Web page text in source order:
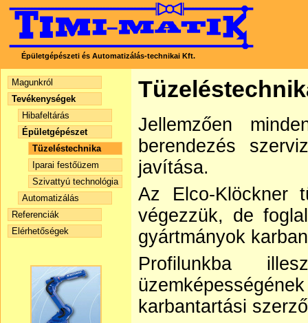
Épületgépészeti és Automatizálás-technikai Kft.
Magunkról
Tevékenységek
Hibafeltárás
Épületgépészet
Tüzeléstechnika
Iparai festőüzem
Szivattyú technológia
Automatizálás
Referenciák
Elérhetőségek
Jellemzően
berendezés
javítása.
Az Elco-Klöckner
végezzük, de
gyártmányok
Profilunkba
karbantartási